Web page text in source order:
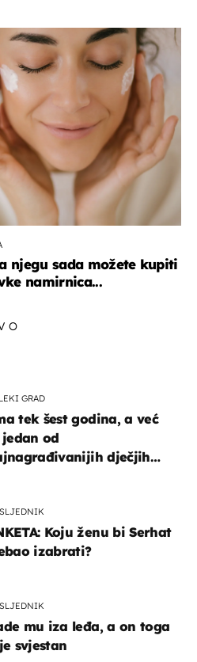
njegu sada možete kupiti
namirnica...
GRAD
tek šest godina, a već
od
dječjih
Koju ženu bi Serhat
izabrati?
mu iza leđa, a on toga
svjestan